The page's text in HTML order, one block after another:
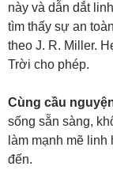
này và dẫn dắt
tìm thấy sự an
theo J. R. Miller.
Trời cho phép.
Cùng cầu
sống sẵn sàng,
làm mạnh mẽ
đến.